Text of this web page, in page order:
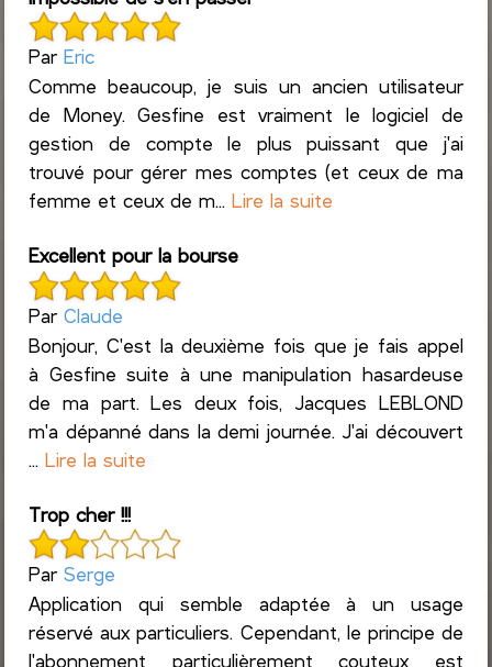
ParEric
Comme beaucoup, je suis un ancien utilisateur
de Money. Gesfine est vraiment le logiciel de
gestion de compte le plus puissant que j'ai
trouvé pour gérer mes comptes (et ceux de ma
femme et ceux de m...Lire la suite
Excellent pour la bourse
ParClaude
Bonjour, C'est la deuxième fois que je fais appel
à Gesfine suite à une manipulation hasardeuse
de ma part. Les deux fois, Jacques LEBLOND
m'a dépanné dans la demi journée. J'ai découvert
...Lire la suite
Trop cher !!!
ParSerge
Application qui semble adaptée à un usage
réservé aux particuliers. Cependant, le principe de
l'abonnement particulièrement couteux est